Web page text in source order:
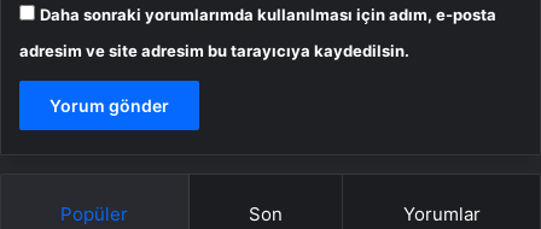
Daha sonraki yorumlarımda kullanılması için adım, e-posta
adresim ve site adresim bu tarayıcıya kaydedilsin.
Popüler Son Yorumlar